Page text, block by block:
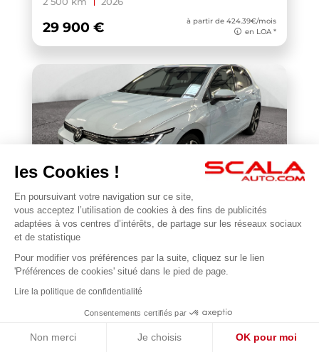
29 900 €
à partir de 424.39€/mois
en LOA *
VOLKSWAGEN
Golf 1.5 eTSI EVO2 116 DSG7
19 906 km
27 990 €
à partir de 395.43€/mois
les Cookies !
En poursuivant votre navigation sur ce site,
vous acceptez l’utilisation de cookies à des fins de publicités
adaptées à vos centres d’intérêts, de partage sur les réseaux sociaux
et de statistique
Pour modifier vos préférences par la suite, cliquez sur le lien
'Préférences de cookies' situé dans le pied de page.
Lire la politique de confidentialité
Consentements certifiés par
Non merci Je choisis OK pour moi
BONJOUR 😊
Je suis en ligne pour répondre à vos questions !